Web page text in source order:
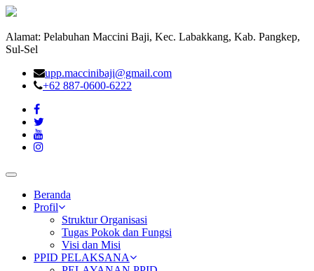
Alamat: Pelabuhan Maccini Baji, Kec. Labakkang, Kab. Pangkep,
Sul-Sel
upp.maccinibaji@gmail.com
+62 887-0600-6222
Toggle
navigationBeranda
Profil
Struktur Organisasi
Tugas Pokok dan Fungsi
Visi dan Misi
PPID PELAKSANA